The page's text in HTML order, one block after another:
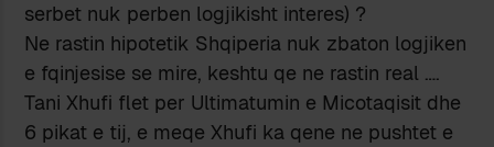
serbet nuk perben logjikisht interes) ?
Ne rastin hipotetik Shqiperia nuk zbaton logjiken
e fqinjesise se mire, keshtu qe ne rastin real ….
Tani Xhufi flet per Ultimatumin e Micotaqisit dhe
6 pikat e tij, e meqe Xhufi ka qene ne pushtet e